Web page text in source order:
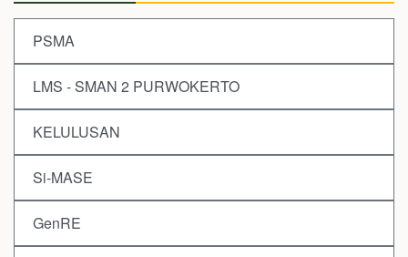
PSMA
LMS - SMAN 2 PURWOKERTO
KELULUSAN
Si-MASE
GenRE